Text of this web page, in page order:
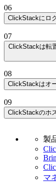
ですが、この
的なクエリ並
合をもたらし
ClickHouseを
ます。カラム
し、利用可能
ではストレー
ClickStackは
いリアルタイ
ClickStackと
された
に最適化され
成します。
処理とカラム
らペタバイト
ーマンスを維
ClickStackは
ドイベント形
は標準で提供
タイムスタン
おり、最も速
定されません
きます。
HyperDX UI
タンプフィー
やカスタムパ
ターンに従い
にClickStack
06
ClickStackにロ
理するために
ォームです。
の
タベース層で
ムインサイト
07
ClickStackは転
し、カラムレ
トします。転
高速化できま
け付け、SQL
クスを無効に
することもで
スを発揮しま
08
ClickStackはオ
ースであり、
ます。
ト、ハイブリ
ClickStackを
09
ClickStackのホ
ClickStackの
アとユーザー
で利用できま
レード、バッ
証とユーザー
製
マ